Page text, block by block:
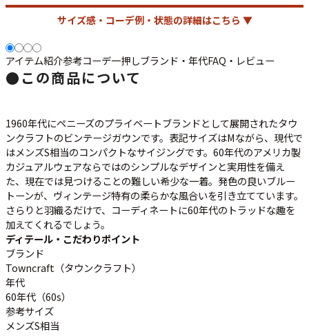
60年代 50年代 40年代
すべての年代を見る
週刊ラッシュアウト新聞
古着コラム
メディア・イベント情報
Youtube 古着屋Rush Out チャンネル
サイズ感・コーデ例・状態の詳細はこちら ▼
アイテム紹介参考コーデ一押しブランド・年代FAQ・レビュー
● この商品について
1960年代にペニーズのプライベートブランドとして展開されたタウ
ンクラフトのビンテージガウンです。表記サイズはMながら、現代で
はメンズS相当のコンパクトなサイジングです。60年代のアメリカ製
カジュアルウェアならではのシンプルなデザインと実用性を備え
た、現在では見つけることの難しい希少な一着。発色の良いブルー
トーンが、ヴィンテージ特有の柔らかな風合いを引き立てています。
さらりと羽織るだけで、コーディネートに60年代のトラッドな趣を
加えてくれるでしょう。
ディテール・こだわりポイント
ブランド
Towncraft（タウンクラフト）
年代
60年代（60s）
参考サイズ
メンズS相当